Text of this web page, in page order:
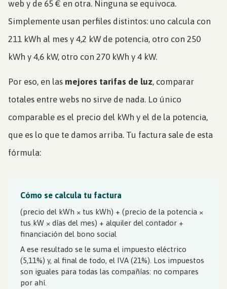
web y de 65 € en otra. Ninguna se equivoca.
Simplemente usan perfiles distintos: uno calcula con
211 kWh al mes y 4,2 kW de potencia, otro con 250
kWh y 4,6 kW, otro con 270 kWh y 4 kW.
Por eso, en las mejores tarifas de luz, comparar
totales entre webs no sirve de nada. Lo único
comparable es el precio del kWh y el de la potencia,
que es lo que te damos arriba. Tu factura sale de esta
fórmula:
Cómo se calcula tu factura
(precio del kWh × tus kWh) + (precio de la potencia ×
tus kW × días del mes) + alquiler del contador +
financiación del bono social
A ese resultado se le suma el impuesto eléctrico
(5,11%) y, al final de todo, el IVA (21%). Los impuestos
son iguales para todas las compañías: no compares
por ahí.